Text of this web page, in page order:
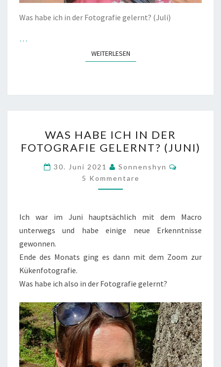
Was habe ich in der Fotografie gelernt? (Juli)
…
WEITERLESENWEITERLESEN
HABE
ICH
IN
DER
FOTOGRAFIE
(JUNI)
WAS HABE ICH IN DER
FOTOGRAFIE GELERNT? (JUNI)
30. Juni 2021 Sonnenshyn
5 Kommentare
Ich war im Juni hauptsächlich mit dem Macro
unterwegs und habe einige neue Erkenntnisse
gewonnen.
Ende des Monats ging es dann mit dem Zoom zur
Kükenfotografie.
Was habe ich also in der Fotografie gelernt?